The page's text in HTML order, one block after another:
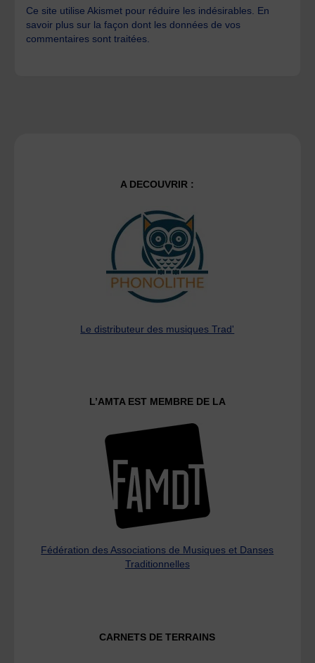
Ce site utilise Akismet pour réduire les indésirables. En
savoir plus sur la façon dont les données de vos
commentaires sont traitées.
A DECOUVRIR :
Le distributeur des musiques Trad'
L’AMTA EST MEMBRE DE LA
Fédération des Associations de Musiques et Danses
Traditionnelles
CARNETS DE TERRAINS